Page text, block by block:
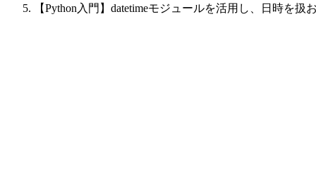
【Python入門】datetimeモジュールを活用し、日時を扱